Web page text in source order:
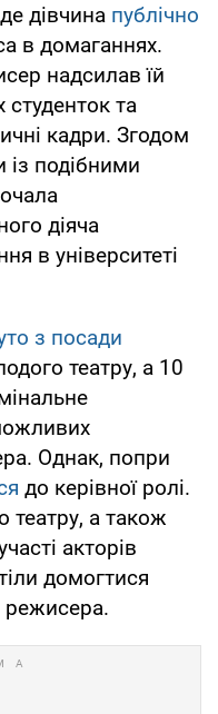
дівчина публічно
в домаганнях.
надсилав їй
студенток та
кадри. Згодом
із подібними
діяча
в університеті
з посади
театру, а 10
Однак, попри
до керівної ролі.
театру, а також
акторів
домогтися
режисера.